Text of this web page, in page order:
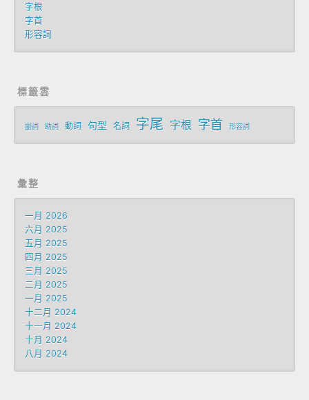
字根
字首
形容詞
標籤雲
副詞 助詞 動詞 句型 名詞 字尾 字根 字首 形容詞
彙整
一月 2026
六月 2025
五月 2025
四月 2025
三月 2025
二月 2025
一月 2025
十二月 2024
十一月 2024
十月 2024
八月 2024